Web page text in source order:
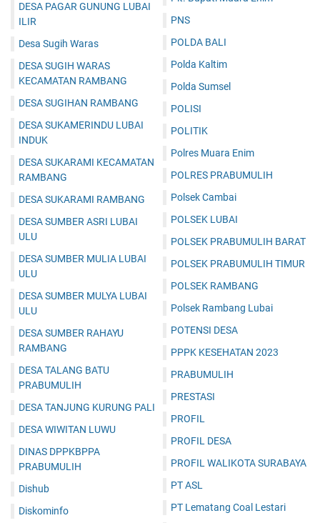
DESA PAGAR GUNUNG LUBAI
ILIR
Desa Sugih Waras
DESA SUGIH WARAS
KECAMATAN RAMBANG
DESA SUGIHAN RAMBANG
DESA SUKAMERINDU LUBAI
INDUK
DESA SUKARAMI KECAMATAN
RAMBANG
DESA SUKARAMI RAMBANG
DESA SUMBER ASRI LUBAI
ULU
DESA SUMBER MULIA LUBAI
ULU
DESA SUMBER MULYA LUBAI
ULU
DESA SUMBER RAHAYU
RAMBANG
DESA TALANG BATU
PRABUMULIH
DESA TANJUNG KURUNG PALI
DESA WIWITAN LUWU
DINAS DPPKBPPA
PRABUMULIH
Dishub
Diskominfo
PNS
POLDA BALI
Polda Kaltim
Polda Sumsel
POLISI
POLITIK
Polres Muara Enim
POLRES PRABUMULIH
Polsek Cambai
POLSEK LUBAI
POLSEK PRABUMULIH BARAT
POLSEK PRABUMULIH TIMUR
POLSEK RAMBANG
Polsek Rambang Lubai
POTENSI DESA
PPPK KESEHATAN 2023
PRABUMULIH
PRESTASI
PROFIL
PROFIL DESA
PROFIL WALIKOTA SURABAYA
PT ASL
PT Lematang Coal Lestari